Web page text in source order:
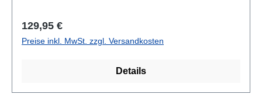
Regulärer Preis:
129,95 €
Preise inkl. MwSt. zzgl. Versandkosten
Details